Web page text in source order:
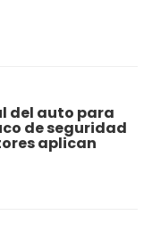
del auto para
de seguridad
aplican